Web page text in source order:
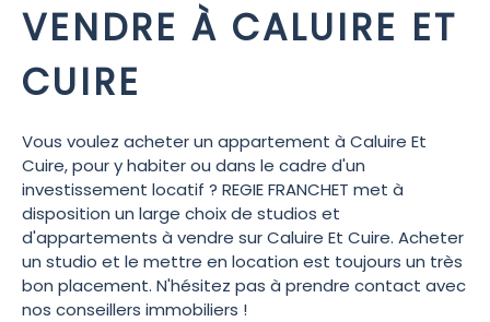
VENDRE À CALUIRE ET
CUIRE
Vous voulez acheter un appartement à Caluire Et
Cuire, pour y habiter ou dans le cadre d'un
investissement locatif ? REGIE FRANCHET met à
disposition un large choix de studios et
d'appartements à vendre sur Caluire Et Cuire. Acheter
un studio et le mettre en location est toujours un très
bon placement. N'hésitez pas à prendre contact avec
nos conseillers immobiliers !